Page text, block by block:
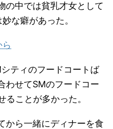
の中では貧乳才女として
な癖があった。
ティのフードコートば
わせてSMのフードコー
ることが多かった。
から一緒にディナーを食